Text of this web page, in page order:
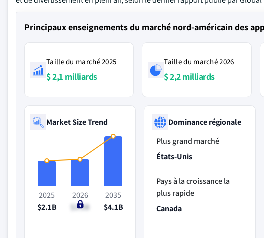
Principaux enseignements du marché nord-américain des
Taille du marché 2025
$ 2,1 milliards
Taille du marché 2026
$ 2,2 milliards
Market Size Trend
2025
$2.1B
2026
$2.2B
2035
$4.1B
Dominance régionale
Plus grand marché
États-Unis
Pays à la croissance la
plus rapide
Canada